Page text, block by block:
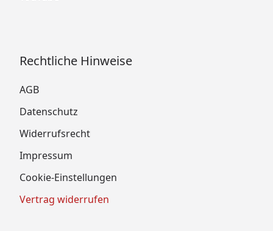
Rechtliche Hinweise
AGB
Datenschutz
Widerrufsrecht
Impressum
Cookie-Einstellungen
Vertrag widerrufen